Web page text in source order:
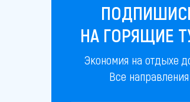
НА ГОРЯЩИЕ
Экономия на отдыхе
Все направления